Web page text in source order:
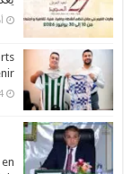
‏4 أسابيع مضت